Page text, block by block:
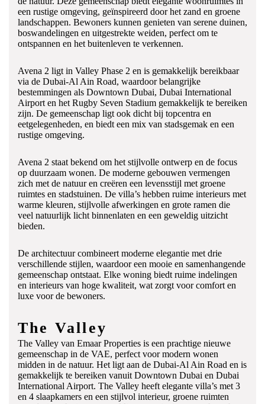
een rustige omgeving, geïnspireerd door het zand en groene
landschappen. Bewoners kunnen genieten van serene duinen,
boswandelingen en uitgestrekte weiden, perfect om te
ontspannen en het buitenleven te verkennen.
Avena 2 ligt in Valley Phase 2 en is gemakkelijk bereikbaar
via de Dubai-Al Ain Road, waardoor belangrijke
bestemmingen als Downtown Dubai, Dubai International
Airport en het Rugby Seven Stadium gemakkelijk te bereiken
zijn. De gemeenschap ligt ook dicht bij topcentra en
eetgelegenheden, en biedt een mix van stadsgemak en een
rustige omgeving.
Avena 2 staat bekend om het stijlvolle ontwerp en de focus
op duurzaam wonen. De moderne gebouwen vermengen
zich met de natuur en creëren een levensstijl met groene
ruimtes en stadstuinen. De villa’s hebben ruime interieurs met
warme kleuren, stijlvolle afwerkingen en grote ramen die
veel natuurlijk licht binnenlaten en een geweldig uitzicht
bieden.
De architectuur combineert moderne elegantie met drie
verschillende stijlen, waardoor een mooie en samenhangende
gemeenschap ontstaat. Elke woning biedt ruime indelingen
en interieurs van hoge kwaliteit, wat zorgt voor comfort en
luxe voor de bewoners.
The Valley
The Valley van Emaar Properties is een prachtige nieuwe
gemeenschap in de VAE, perfect voor modern wonen
midden in de natuur. Het ligt aan de Dubai-Al Ain Road en is
gemakkelijk te bereiken vanuit Downtown Dubai en Dubai
International Airport. The Valley heeft elegante villa’s met 3
en 4 slaapkamers en een stijlvol interieur, groene ruimten